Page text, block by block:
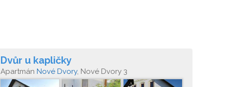
Dvůr u kapličky
Apartmán Nové Dvory, Nové Dvory 3